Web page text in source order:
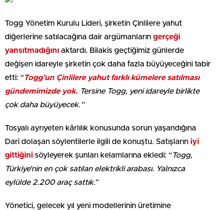
Togg Yönetim Kurulu Lideri, şirketin Çinlilere yahut
diğerlerine satılacağına dair argümanların gerçeği
yansıtmadığını aktardı. Bilakis geçtiğimiz günlerde
değişen idareyle şirketin çok daha fazla büyüyeceğini tabir
etti: “Togg’un Çinlilere yahut farklı kümelere satılması
gündemimizde yok. Tersine Togg, yeni idareyle birlikte
çok daha büyüyecek.”
Tosyalı ayrıyeten kârlılık konusunda sorun yaşandığına
Dari dolaşan söylentilerle ilgili de konuştu. Satışların iyi
gittiğini söyleyerek şunları kelamlarına ekledi: “Togg,
Türkiye’nin en çok satılan elektrikli arabası. Yalnızca
eylülde 2.200 araç sattık.”
Yönetici, gelecek yıl yeni modellerinin üretimine